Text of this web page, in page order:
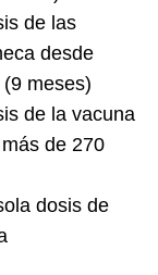
de las
desde
meses)
de la vacuna
de 270
dosis de